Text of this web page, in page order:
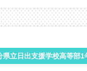
県立日出支援学校高等部1